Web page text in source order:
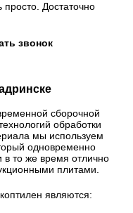
Достаточно
звонок
сборочной
обработки
мы используем
одновременно
то же время отлично
плитами.
являются: